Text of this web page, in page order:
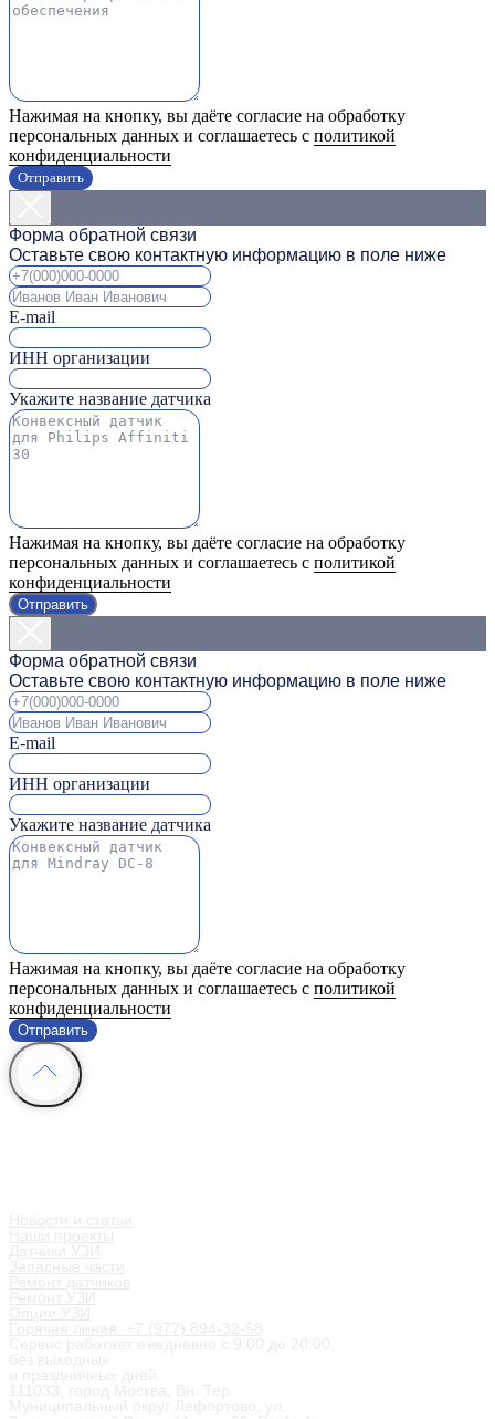
Нажимая на кнопку, вы даёте согласие на обработку
персональных данных и соглашаетесь с политикой
конфиденциальности
Отправить
Форма обратной связи
Оставьте свою контактную информацию в поле ниже
E-mail
ИНН организации
Укажите название датчика
Нажимая на кнопку, вы даёте согласие на обработку
персональных данных и соглашаетесь с политикой
конфиденциальности
Отправить
Форма обратной связи
Оставьте свою контактную информацию в поле ниже
E-mail
ИНН организации
Укажите название датчика
Нажимая на кнопку, вы даёте согласие на обработку
персональных данных и соглашаетесь с политикой
конфиденциальности
Отправить